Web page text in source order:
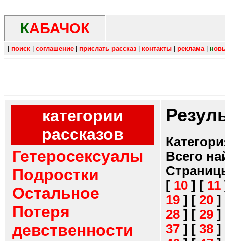
КАБАЧОК
поиск соглашение прислать рассказ контакты реклама| н
категории
рассказов
Гетеросексуалы
Подростки
Остальное
Потеря
девственности
Всего
[ 10 ] [ 11
19 ] [ 20 ]
28 ] [ 29 ]
37 ] [ 38 ]